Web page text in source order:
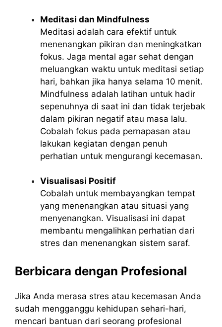
Meditasi dan Mindfulness
Meditasi adalah cara efektif untuk
menenangkan pikiran dan meningkatkan
fokus. Jaga mental agar sehat dengan
meluangkan waktu untuk meditasi setiap
hari, bahkan jika hanya selama 10 menit.
Mindfulness adalah latihan untuk hadir
sepenuhnya di saat ini dan tidak terjebak
dalam pikiran negatif atau masa lalu.
Cobalah fokus pada pernapasan atau
lakukan kegiatan dengan penuh
perhatian untuk mengurangi kecemasan.
Visualisasi Positif
Cobalah untuk membayangkan tempat
yang menenangkan atau situasi yang
menyenangkan. Visualisasi ini dapat
membantu mengalihkan perhatian dari
stres dan menenangkan sistem saraf.
Berbicara dengan Profesional
Jika Anda merasa stres atau kecemasan Anda
sudah mengganggu kehidupan sehari-hari,
mencari bantuan dari seorang profesional